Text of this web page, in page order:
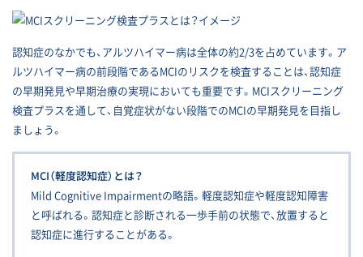
認知症のなかでも、アルツハイマー病は全体の約2/3を占めています。ア
ルツハイマー病の前段階であるMCIのリスクを検査することは、認知症
の早期発見や早期治療の実現においても重要です。MCIスクリーニング
検査プラスを通して、自覚症状がない段階でのMCIの早期発見を目指し
ましょう。
MCI（軽度認知症）とは？
Mild Cognitive Impairmentの略語。軽度認知症や軽度認知障害
と呼ばれる。認知症と診断される一歩手前の状態で、放置すると
認知症に進行することがある。